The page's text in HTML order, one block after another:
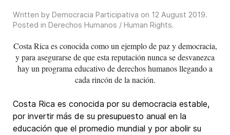
Written by Democracia Participativa on 12 August 2019.
Posted in Derechos Humanos / Human Rights.
Costa Rica es conocida como un ejemplo de paz y democracia,
y para asegurarse de que esta reputación nunca se desvanezca
hay un programa educativo de derechos humanos llegando a
cada rincón de la nación.
Costa Rica es conocida por su democracia estable,
por invertir más de su presupuesto anual en la
educación que el promedio mundial y por abolir su